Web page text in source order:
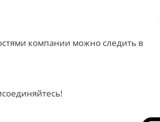
компании можно следить в